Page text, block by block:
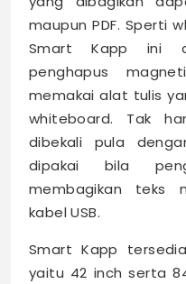
maupun PDF. Sperti
Smart Kapp ini
penghapus
memakai alat tulis
whiteboard. Tak
dibekali pula
dipakai bila
membagikan teks
kabel USB.
Smart Kapp
yaitu 42 inch serta